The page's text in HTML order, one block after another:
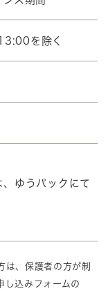
を除く
ゆうパックにて
は、保護者の方が制
し込みフォームの